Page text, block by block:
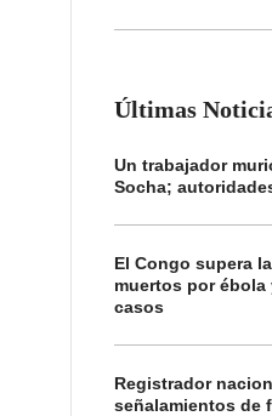
Últimas
Un trabajador
Socha;
El Congo supera
muertos por ébola
casos
Registrador
señalamientos de